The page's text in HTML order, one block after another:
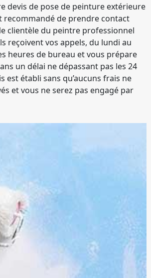
devis de pose de peinture extérieure
recommandé de prendre contact
clientèle du peintre professionnel
reçoivent vos appels, du lundi au
heures de bureau et vous prépare
un délai ne dépassant pas les 24
est établi sans qu’aucuns frais ne
et vous ne serez pas engagé par